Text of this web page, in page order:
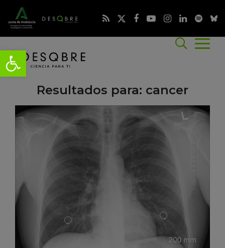
Resultados para: cancer